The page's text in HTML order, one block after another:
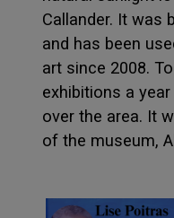
Callander. It was
and has been
art since 2008.
exhibitions a
over the area. It
of the museum,